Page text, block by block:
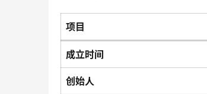
项目
成立时间
创始人